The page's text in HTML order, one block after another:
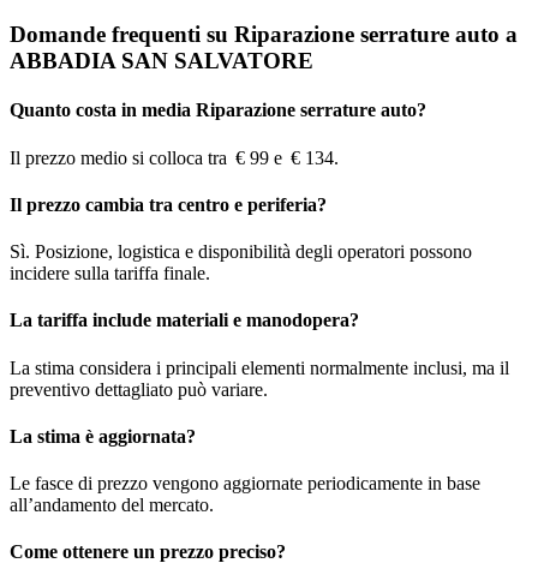
Domande frequenti su Riparazione serrature auto a
ABBADIA SAN SALVATORE
Quanto costa in media Riparazione serrature auto?
Il prezzo medio si colloca tra € 99 e € 134.
Il prezzo cambia tra centro e periferia?
Sì. Posizione, logistica e disponibilità degli operatori possono
incidere sulla tariffa finale.
La tariffa include materiali e manodopera?
La stima considera i principali elementi normalmente inclusi, ma il
preventivo dettagliato può variare.
La stima è aggiornata?
Le fasce di prezzo vengono aggiornate periodicamente in base
all’andamento del mercato.
Come ottenere un prezzo preciso?